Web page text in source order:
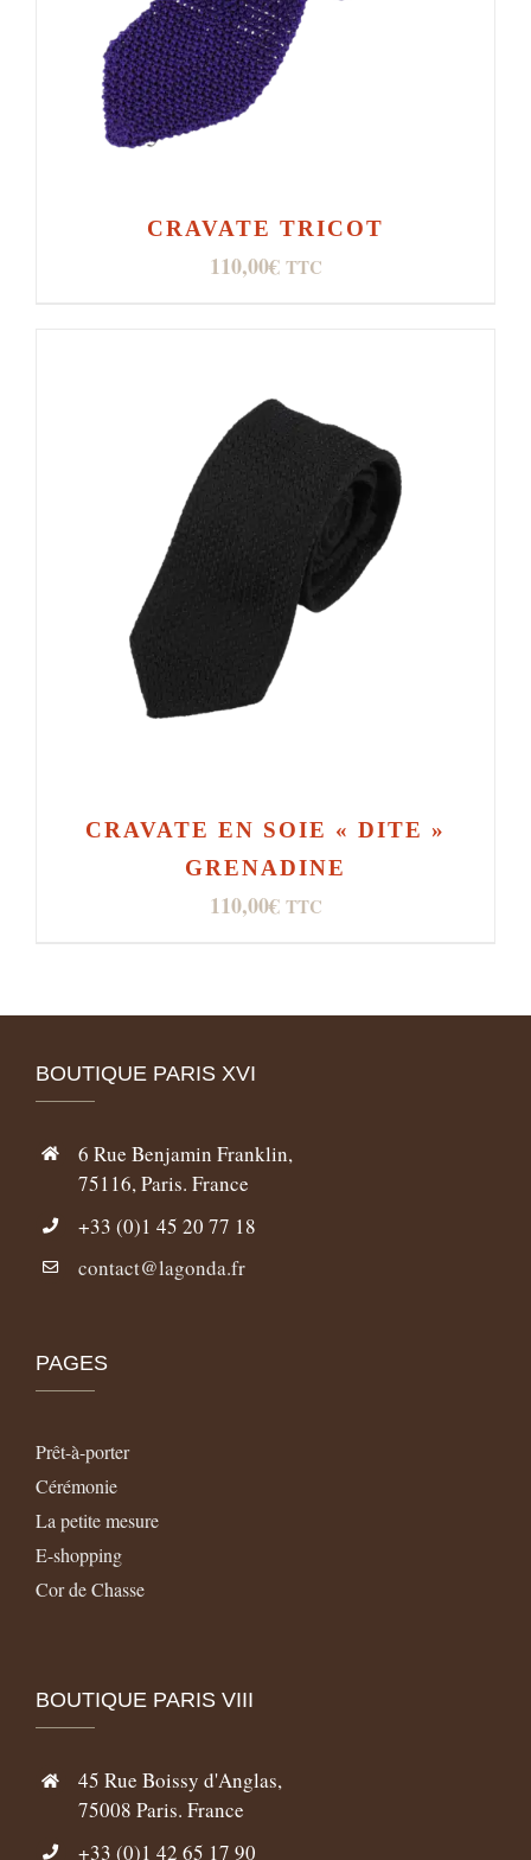
CRAVATE TRICOT
110,00€ TTC
CRAVATE EN SOIE « DITE »
GRENADINE
110,00€ TTC
BOUTIQUE PARIS XVI
6 Rue Benjamin Franklin,
75116, Paris. France
+33 (0)1 45 20 77 18
contact@lagonda.fr
PAGES
Prêt-à-porter
Cérémonie
La petite mesure
E-shopping
Cor de Chasse
BOUTIQUE PARIS VIII
45 Rue Boissy d'Anglas,
75008 Paris. France
+33 (0)1 42 65 17 90